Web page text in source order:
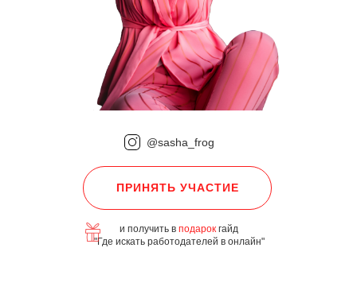
и получить в подарок гайд
"Где искать работодателей в онлайн"
@sasha_frog
ПРИНЯТЬ УЧАСТИЕ